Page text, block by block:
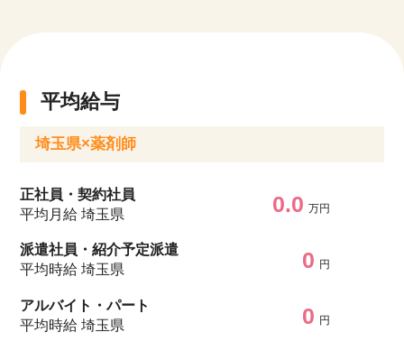
平均給与
埼玉県×薬剤師
正社員・契約社員
平均月給 埼玉県
0.0 万円
派遣社員・紹介予定派遣
平均時給 埼玉県
0 円
アルバイト・パート
平均時給 埼玉県
0 円